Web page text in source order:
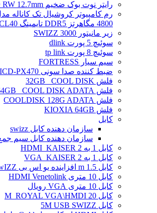
رایتر نوت بوک ضخیم DVD RW 12.7mm
4800 مگاهرتز DDR5 تایمینگ CL40 حافظه 8 گیگابایت
زیر مانیتور SWIZZ 3000
سوئیچ 5 پورت dlink
سوئیچ 8 پورت tp link
سیم سیار FORTRESS
ضبط کننده صدا سونی ICD-PX470
فلش 32GB _COOL DISK
فلش 64GB _COOL DISK ADATA
فلش COOLDISK 128G ADATA
فلش KIOXIA 64GB
کابل
سازمان دهنده کابل swizz
سازمان دهنده کابل سیم
کابل 1 به 2 HDMI_KAISER
کابل 1 به 2 VGA_KAISER
کابل 1.5 m افزاینده یو اس بی swIZZ
کابل 10 متری HDMI Venetolink
کابل 10 متری VGA رویال
کابل 20 M_ROYAL VGA\HMDI
کابل 5M USB SWIZZ